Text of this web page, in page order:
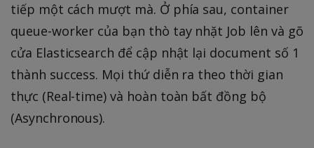
tiếp một cách mượt mà. Ở phía sau, container
queue-worker của bạn thò tay nhặt Job lên và gõ
cửa Elasticsearch để cập nhật lại document số 1
thành success. Mọi thứ diễn ra theo thời gian
thực (Real-time) và hoàn toàn bất đồng bộ
(Asynchronous).